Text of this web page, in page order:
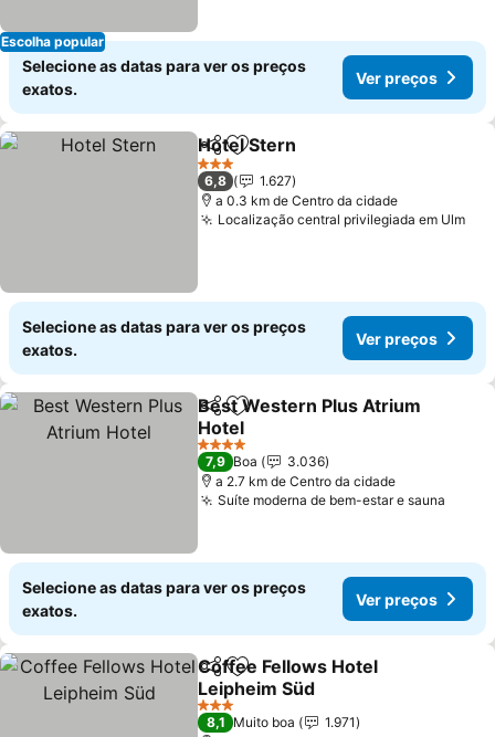
Escolha popular
Selecione as datas para ver os preços
exatos.
Ver preços
PartilharAdicionar aos favoritos
Hotel Stern
3 Estrelas
6,8
1.627
a 0.3 km de Centro da cidade
Localização central privilegiada em Ulm
Selecione as datas para ver os preços
exatos.
Ver preços
PartilharAdicionar aos favoritos
Best Western Plus Atrium
Hotel
Ver preços
4 Estrelas
7,9 Boa
3.036
a 2.7 km de Centro da cidade
Suíte moderna de bem-estar e sauna
Selecione as datas para ver os preços
exatos.
Ver preços
PartilharAdicionar aos favoritos
Coffee Fellows Hotel
Leipheim Süd
Ver preços
3 Estrelas
8,1 Muito boa
1.971